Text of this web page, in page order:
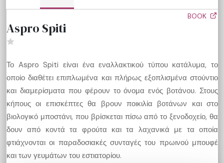
BOOK
Aspro Spiti
Το Aspro Spiti είναι ένα εναλλακτικού τύπου κατάλυμα, το
οποίο διαθέτει επιπλωμένα και πλήρως εξοπλισμένα στούντιο
και διαμερίσματα που φέρουν το όνομα ενός βοτάνου. Στους
κήπους οι επισκέπτες θα βρουν ποικιλία βοτάνων και στο
βιολογικό μποστάνι, που βρίσκεται πίσω από το ξενοδοχείο, θα
δουν από κοντά τα φρούτα και τα λαχανικά με τα οποία
φτιάχνονται οι παραδοσιακές συνταγές του πρωινού μπουφέ
και των γευμάτων του εστιατορίου.